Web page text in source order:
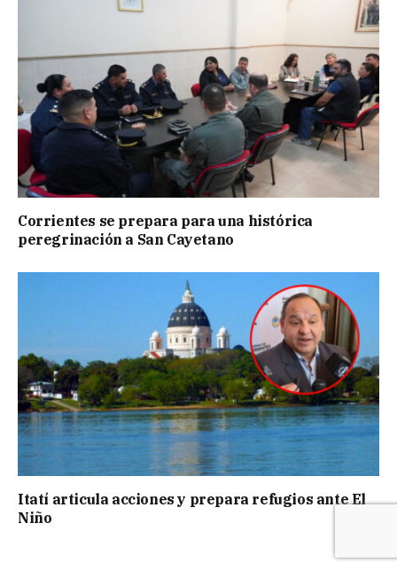
Corrientes se prepara para una histórica
peregrinación a San Cayetano
Itatí articula acciones y prepara refugios ante El
Niño